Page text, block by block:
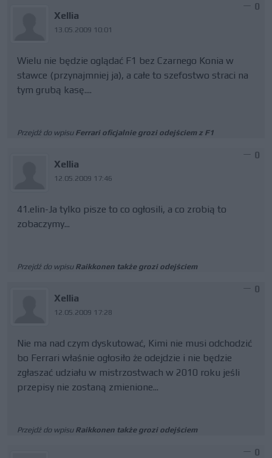
Xellia
13.05.2009 10:01
0
Wielu nie będzie oglądać F1 bez Czarnego Konia w
stawce (przynajmniej ja), a całe to szefostwo straci na
tym grubą kasę....
Przejdź do wpisu Ferrari oficjalnie grozi odejściem z F1
Xellia
12.05.2009 17:46
0
41.elin-Ja tylko pisze to co ogłosili, a co zrobią to
zobaczymy...
Przejdź do wpisu Raikkonen także grozi odejściem
Xellia
12.05.2009 17:28
0
Nie ma nad czym dyskutować, Kimi nie musi odchodzić
bo Ferrari właśnie ogłosiło że odejdzie i nie będzie
zgłaszać udziału w mistrzostwach w 2010 roku jeśli
przepisy nie zostaną zmienione...
Przejdź do wpisu Raikkonen także grozi odejściem
0